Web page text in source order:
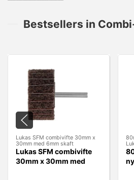
Bestsellers in
Lukas SFM combivifte 30mm x
30mm med 6mm skaft
Lukas SFM combivifte
30mm x 30mm med